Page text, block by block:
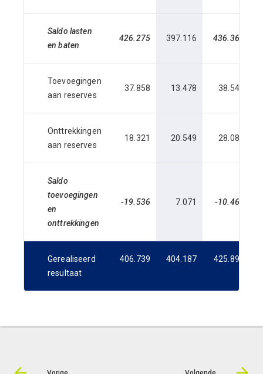
Saldo lasten
en baten
426.275 397.116 436.360
Toevoegingen
aan reserves
37.858 13.478 38.549
Onttrekkingen
aan reserves
18.321 20.549 28.088
Saldo
toevoegingen
en
onttrekkingen
-19.536 7.071 -10.460
Gerealiseerd
resultaat
406.739 404.187 425.899